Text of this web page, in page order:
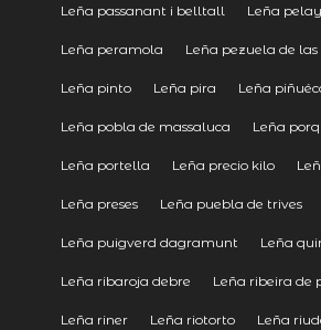
Leña passanant i belltall Leña
Leña peramola Leña pezuela de las
Leña pinto Leña pira Leña
Leña pobla de massaluca Leña
Leña portella Leña precio kilo
Leña preses Leña puebla de trives
Leña puigverd dagramunt Leña
Leña ribaroja debre Leña ribeira de
Leña riner Leña riotorto Leña